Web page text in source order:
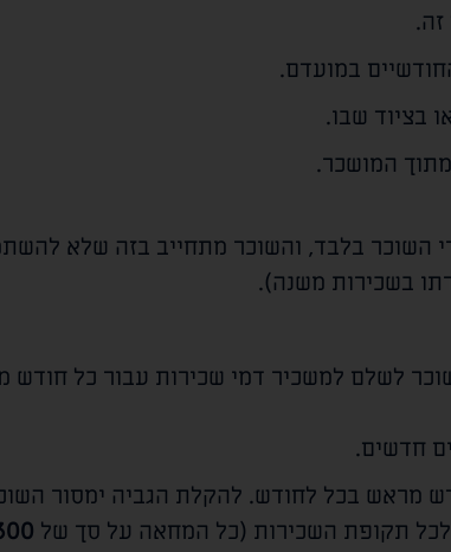
במועדם.
בציוד שבו.
המושכר.
השוכר בלבד, והשוכר מתחייב בזה שלא
בשכירות משנה).
לשלם למשכיר דמי שכירות עבור כל חודש
חדשים.
מראש בכל
לכל תקופת השכירות (כל המחאה על סך של